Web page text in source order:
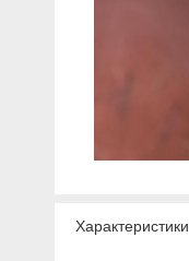
Характеристики